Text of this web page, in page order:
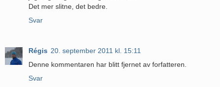
Det mer slitne, det bedre.
Svar
Régis 20. september 2011 kl. 15:11
Denne kommentaren har blitt fjernet av forfatteren.
Svar